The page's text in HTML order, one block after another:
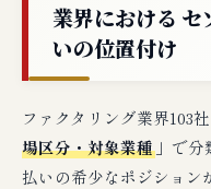
業界における
いの位置付け
ファクタリング業界103
場区分・対象業種 」で
払いの希少なポジション